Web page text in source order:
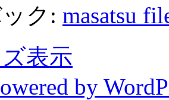
ク: masatsu
表示
by